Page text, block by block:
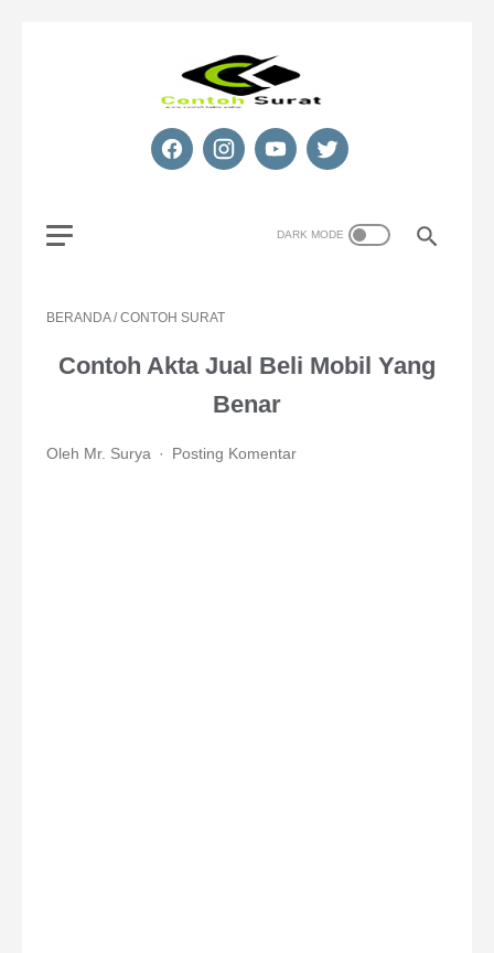
BERANDA /CONTOH SURAT
Contoh Akta Jual Beli Mobil Yang
Benar
Oleh Mr. Surya Posting Komentar